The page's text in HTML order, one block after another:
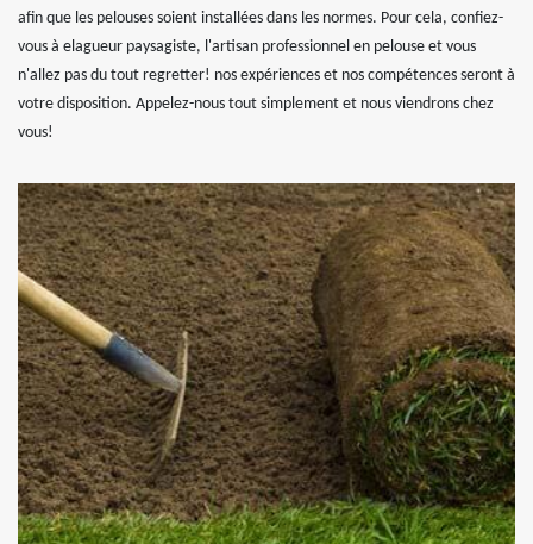
afin que les pelouses soient installées dans les normes. Pour cela, confiez-
vous à elagueur paysagiste, l'artisan professionnel en pelouse et vous
n'allez pas du tout regretter! nos expériences et nos compétences seront à
votre disposition. Appelez-nous tout simplement et nous viendrons chez
vous!